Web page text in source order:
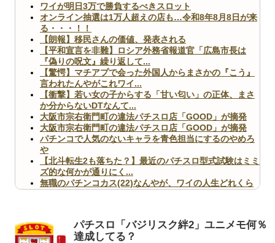
ワイが明日3万で勝負するべきスロット
オンライン抽選は1万人超えの店も…令和8年8月8日が来
る・・・！！
【朗報】移民さんの価値、発表される
【平和宣言を非難】ロシア外務省報道官「広島市長は
『偽りの呪文』繰り返して...
【驚愕】マチアプで会った外国人からまさかの『こう』
言われたんやがこれワイ...
【衝撃】若い女の子からする「甘い匂い」の正体、まさ
か分からないDTなんて...
大阪市宗右衛門町の違法パチスロ店「GOOD」が摘発
大阪市宗右衛門町の違法パチスロ店「GOOD」が摘発
パチンコで人気のないキャラを青色担当にするのやめろ
や
【北斗転生2も落ちた？】最近のパチスロ型式試験はミミ
ズ的な何かが通りにく...
無職のパチンコカス(22)なんやが、ワイの人生どれくら
パチスロ「バジリスク絆2」ユニメモ何％
達成してる？